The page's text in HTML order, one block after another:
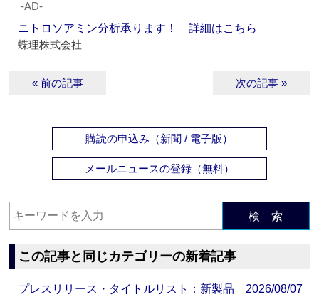
‐AD‐
ニトロソアミン分析承ります！ 詳細はこちら
蝶理株式会社
« 前の記事 次の記事 »
購読の申込み（新聞 / 電子版）
メールニュースの登録（無料）
検 索
この記事と同じカテゴリーの新着記事
プレスリリース・タイトルリスト：新製品 2026/08/07